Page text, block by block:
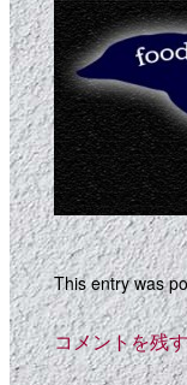
This entry was
コメントを残